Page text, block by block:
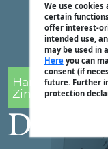
We use
certain
offer interest-
intended use,
may be used in
Hereyou can
consent (if
future. Further
protection
Harald
Zinner
Die